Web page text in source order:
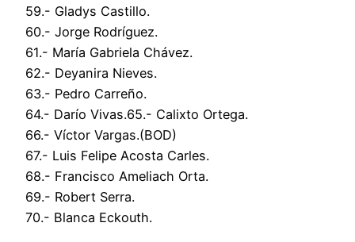
59.- Gladys Castillo.
60.- Jorge Rodríguez.
61.- María Gabriela Chávez.
62.- Deyanira Nieves.
63.- Pedro Carreño.
64.- Darío Vivas.65.- Calixto Ortega.
66.- Víctor Vargas.(BOD)
67.- Luis Felipe Acosta Carles.
68.- Francisco Ameliach Orta.
69.- Robert Serra.
70.- Blanca Eckouth.